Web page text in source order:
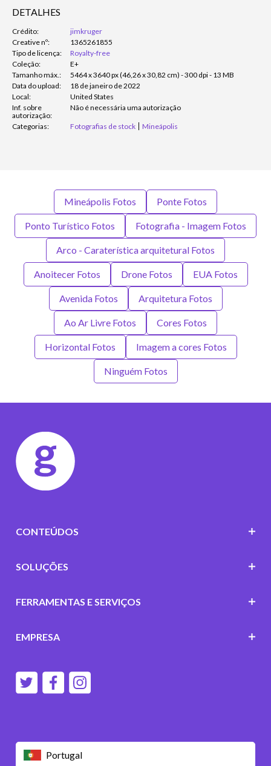
DETALHES
Crédito:
jimkruger
Creative nº:
1365261855
Tipo de licença:
Royalty-free
Coleção:
E+
Tamanho máx.:
5464 x 3640 px (46,26 x 30,82 cm) - 300 dpi - 13 MB
Data do upload:
18 de janeiro de 2022
Local:
United States
Inf. sobre
autorização:
Não é necessária uma autorização
Categorias: Fotografias de stock Mineápolis
Mineápolis Fotos Ponte Fotos
Ponto Turístico Fotos Fotografia - Imagem Fotos
Arco - Caraterística arquitetural Fotos
Anoitecer Fotos Drone Fotos EUA Fotos
Avenida Fotos Arquitetura Fotos
Ao Ar Livre Fotos Cores Fotos
Horizontal Fotos Imagem a cores Fotos
Ninguém Fotos
Portugal
CONTEÚDOS
SOLUÇÕES
FERRAMENTAS E SERVIÇOS
EMPRESA